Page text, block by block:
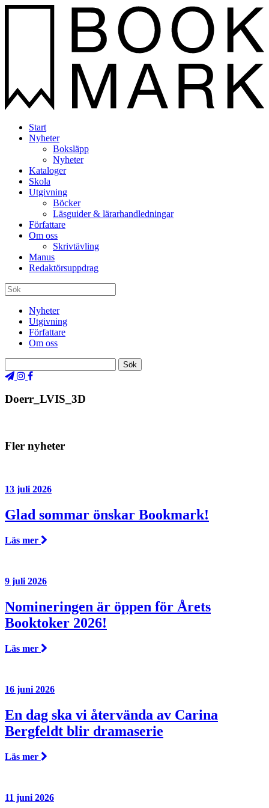
Start
Nyheter
Boksläpp
Nyheter
Kataloger
Skola
Utgivning
Böcker
Läsguider & lärarhandledningar
Författare
Om oss
Skrivtävling
Manus
Redaktörsuppdrag
Nyheter
Utgivning
Författare
Om oss
Doerr_LVIS_3D
Fler nyheter
13 juli 2026
Glad sommar önskar Bookmark!
Läs mer
9 juli 2026
Nomineringen är öppen för Årets
Booktoker 2026!
Läs mer
16 juni 2026
En dag ska vi återvända av Carina
Bergfeldt blir dramaserie
Läs mer
11 juni 2026